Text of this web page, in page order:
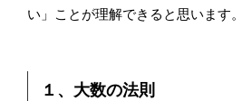
い」ことが理解できると思います。
１、大数の法則